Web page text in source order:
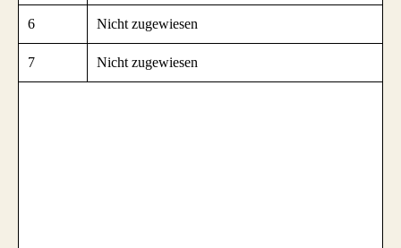
6 Nicht zugewiesen
7 Nicht zugewiesen